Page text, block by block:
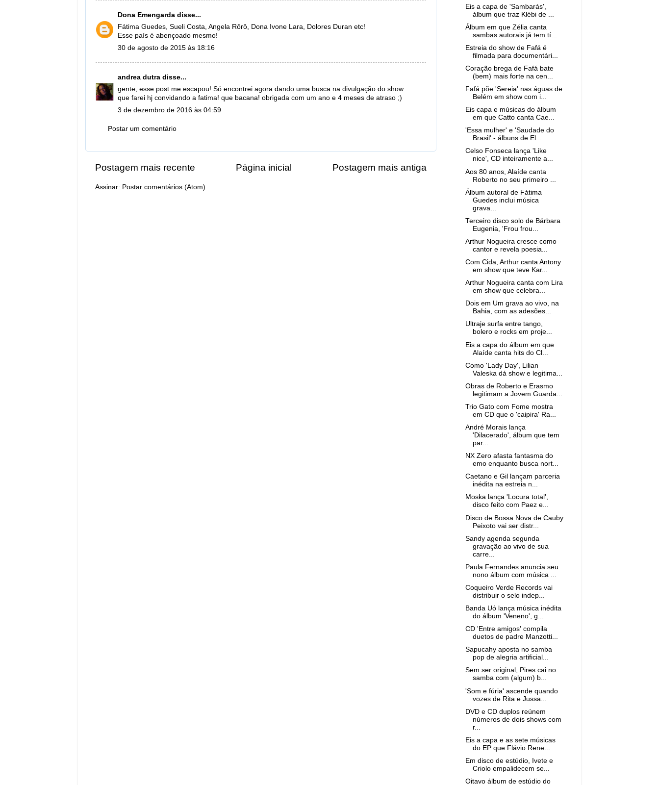
Dona Emengarda disse...
Fátima Guedes, Sueli Costa, Angela Rôrô, Dona Ivone Lara, Dolores Duran etc!
Esse país é abençoado mesmo!
30 de agosto de 2015 às 18:16
andrea dutra disse...
gente, esse post me escapou! Só encontrei agora dando uma busca na divulgação do show
que farei hj convidando a fatima! que bacana! obrigada com um ano e 4 meses de atraso ;)
3 de dezembro de 2016 às 04:59
Postar um comentário
Postagem mais recente Postagem mais antiga
Página inicial
Assinar: Postar comentários (Atom)
Eis a capa de 'Sambarás',
álbum que traz Klébi de ...
Álbum em que Zélia canta
sambas autorais já tem tí...
Estreia do show de Fafá é
filmada para documentári...
Coração brega de Fafá bate
(bem) mais forte na cen...
Fafá põe 'Sereia' nas águas de
Belém em show com i...
Eis capa e músicas do álbum
em que Catto canta Cae...
'Essa mulher' e 'Saudade do
Brasil' - álbuns de El...
Celso Fonseca lança 'Like
nice', CD inteiramente a...
Aos 80 anos, Alaíde canta
Roberto no seu primeiro ...
Álbum autoral de Fátima
Guedes inclui música
grava...
Terceiro disco solo de Bárbara
Eugenia, 'Frou frou...
Arthur Nogueira cresce como
cantor e revela poesia...
Com Cida, Arthur canta Antony
em show que teve Kar...
Arthur Nogueira canta com Lira
em show que celebra...
Dois em Um grava ao vivo, na
Bahia, com as adesões...
Ultraje surfa entre tango,
bolero e rocks em proje...
Eis a capa do álbum em que
Alaíde canta hits do Cl...
Como 'Lady Day', Lilian
Valeska dá show e legitima...
Obras de Roberto e Erasmo
legitimam a Jovem Guarda...
Trio Gato com Fome mostra
em CD que o 'caipira' Ra...
André Morais lança
'Dilacerado', álbum que tem
par...
NX Zero afasta fantasma do
emo enquanto busca nort...
Caetano e Gil lançam parceria
inédita na estreia n...
Moska lança 'Locura total',
disco feito com Paez e...
Disco de Bossa Nova de Cauby
Peixoto vai ser distr...
Sandy agenda segunda
gravação ao vivo de sua
carre...
Paula Fernandes anuncia seu
nono álbum com música ...
Coqueiro Verde Records vai
distribuir o selo indep...
Banda Uó lança música inédita
do álbum 'Veneno', g...
CD 'Entre amigos' compila
duetos de padre Manzotti...
Sapucahy aposta no samba
pop de alegria artificial...
Sem ser original, Pires cai no
samba com (algum) b...
'Som e fúria' ascende quando
vozes de Rita e Jussa...
DVD e CD duplos reúnem
números de dois shows com
r...
Eis a capa e as sete músicas
do EP que Flávio Rene...
Em disco de estúdio, Ivete e
Criolo empalidecem se...
Oitavo álbum de estúdio do